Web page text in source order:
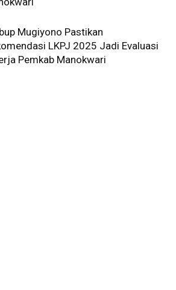
Mugiyono Pastikan
LKPJ 2025 Jadi Evaluasi
Pemkab Manokwari